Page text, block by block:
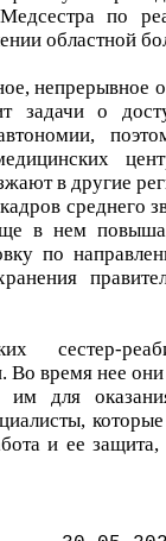
по
областной
непрерывное
задачи о
в другие
среднего
в нем
по
Во время нее
им для
и ее